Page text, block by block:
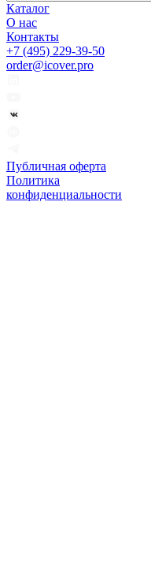
Каталог
О нас
Контакты
+7 (495) 229-39-50
order@icover.pro
Публичная оферта
Политика
конфиденциальности